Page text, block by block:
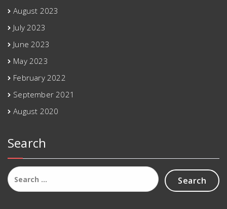
August 2023
July 2023
June 2023
May 2023
February 2022
September 2021
August 2020
Search
Search
for: